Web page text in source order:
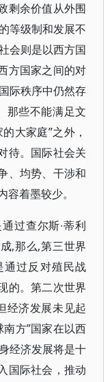
剩余价值从外围
等级制和发展不
会则是以西方国
方国家之间的对
际秩序中仍然存
那些不能满足文
大家庭”之外，
待。国际社会关
、均势、干涉和
着墨较少。
过查尔斯∙蒂利
,那么,第三世界
通过反对殖民战
的。第二次世界
经济发展未见起
方”国家在以西
经济发展将是十
国际社会，推动